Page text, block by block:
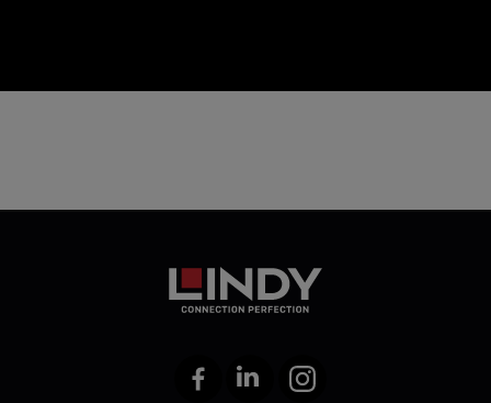
FacebookLinkedIn Instagram